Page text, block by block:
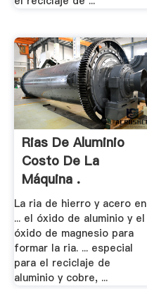
Rias De Aluminio
Costo De La
Máquina .
La ria de hierro y acero en
... el óxido de aluminio y el
óxido de magnesio para
formar la ria. ... especial
para el reciclaje de
aluminio y cobre, ...